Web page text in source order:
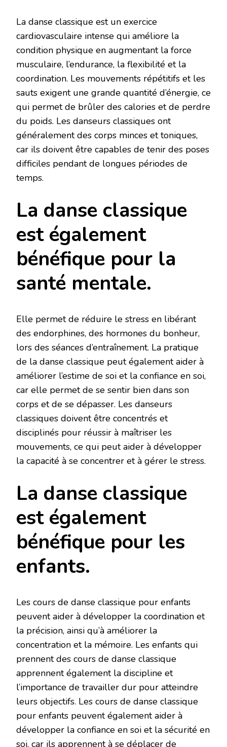
La danse classique est un exercice
cardiovasculaire intense qui améliore la
condition physique en augmentant la force
musculaire, l’endurance, la flexibilité et la
coordination. Les mouvements répétitifs et les
sauts exigent une grande quantité d’énergie, ce
qui permet de brûler des calories et de perdre
du poids. Les danseurs classiques ont
généralement des corps minces et toniques,
car ils doivent être capables de tenir des poses
difficiles pendant de longues périodes de
temps.
La danse classique
est également
bénéfique pour la
santé mentale.
Elle permet de réduire le stress en libérant
des endorphines, des hormones du bonheur,
lors des séances d’entraînement. La pratique
de la danse classique peut également aider à
améliorer l’estime de soi et la confiance en soi,
car elle permet de se sentir bien dans son
corps et de se dépasser. Les danseurs
classiques doivent être concentrés et
disciplinés pour réussir à maîtriser les
mouvements, ce qui peut aider à développer
la capacité à se concentrer et à gérer le stress.
La danse classique
est également
bénéfique pour les
enfants.
Les cours de danse classique pour enfants
peuvent aider à développer la coordination et
la précision, ainsi qu’à améliorer la
concentration et la mémoire. Les enfants qui
prennent des cours de danse classique
apprennent également la discipline et
l’importance de travailler dur pour atteindre
leurs objectifs. Les cours de danse classique
pour enfants peuvent également aider à
développer la confiance en soi et la sécurité en
soi, car ils apprennent à se déplacer de